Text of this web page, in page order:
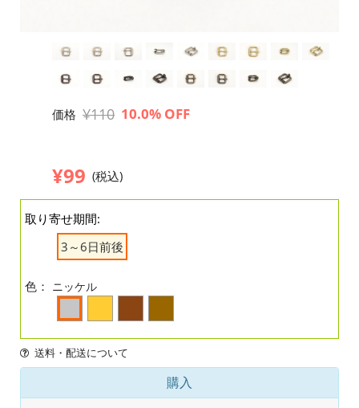
価格 ¥110 10.0% OFF
¥99 (税込)
取り寄せ期間:
3～6日前後
色： ニッケル
送料・配送について
購入